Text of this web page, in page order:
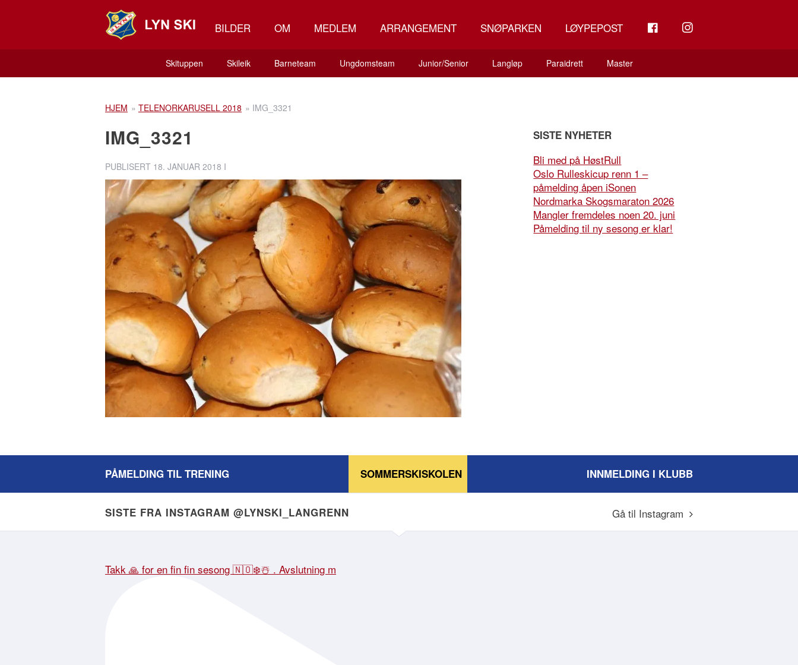
BILDER OM MEDLEM ARRANGEMENT SNØPARKEN LØYPEPOST INSTAGRAM
Skituppen Skileik Barneteam Ungdomsteam Junior/Senior Langløp Paraidrett Master
HJEM » TELENORKARUSELL 2018 » IMG_3321
IMG_3321
PUBLISERT 18. JANUAR 2018 I
SISTE NYHETER
Bli med på HøstRull
Oslo Rulleskicup renn 1 –
påmelding åpen iSonen
Nordmarka Skogsmaraton 2026
Mangler fremdeles noen 20. juni
Påmelding til ny sesong er klar!
PÅMELDING TIL TRENING INNMELDING I KLUBB
SOMMERSKISKOLEN
SISTE FRA INSTAGRAM @LYNSKI_LANGRENN Gå til Instagram
Takk 🙏 for en fin fin sesong 🇳🇴❄️☃️ . Avslutning m